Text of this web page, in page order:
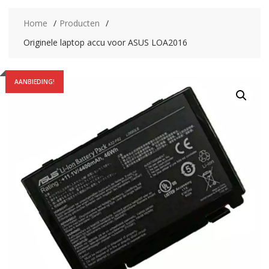
Home
Producten
Originele laptop accu voor ASUS LOA2016
AANBIEDING!